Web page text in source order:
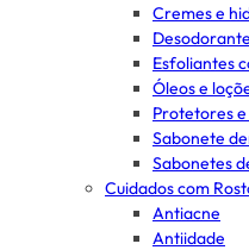
Cremes e
Esfoliantes
Óleos e
Protetores
Sabonete
Sabonetes
Cuidados com
Antiacne
Antiidade